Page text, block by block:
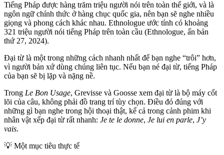
Tiếng Pháp được hàng trăm triệu người nói trên toàn thế giới, và là
ngôn ngữ chính thức ở hàng chục quốc gia, nên bạn sẽ nghe nhiều
giọng và phong cách khác nhau. Ethnologue ước tính có khoảng
321 triệu người nói tiếng Pháp trên toàn cầu (Ethnologue, ấn bản
thứ 27, 2024).
Đại từ là một trong những cách nhanh nhất để bạn nghe “trôi” hơn,
vì người bản xứ dùng chúng liên tục. Nếu bạn né đại từ, tiếng Pháp
của bạn sẽ bị lặp và nặng nề.
Trong Le Bon Usage, Grevisse và Goosse xem đại từ là bộ máy cốt
lõi của câu, không phải đồ trang trí tùy chọn. Điều đó đúng với
những gì bạn nghe trong hội thoại thật, kể cả trong cảnh phim khi
nhân vật xếp đại từ rất nhanh: Je te le donne, Je lui en parle, J’y
vais.
💡 Một mục tiêu thực tế